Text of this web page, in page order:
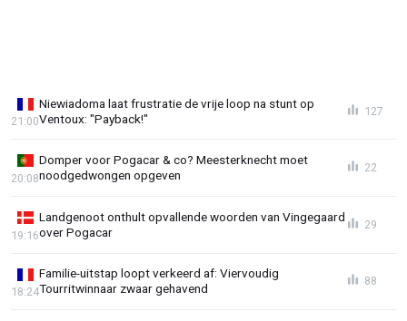
Niewiadoma laat frustratie de vrije loop na stunt op
Ventoux: "Payback!"
21:00
127
Domper voor Pogacar & co? Meesterknecht moet
noodgedwongen opgeven
20:08
22
Landgenoot onthult opvallende woorden van Vingegaard
over Pogacar
19:16
29
Familie-uitstap loopt verkeerd af: Viervoudig
Tourritwinnaar zwaar gehavend
18:24
88